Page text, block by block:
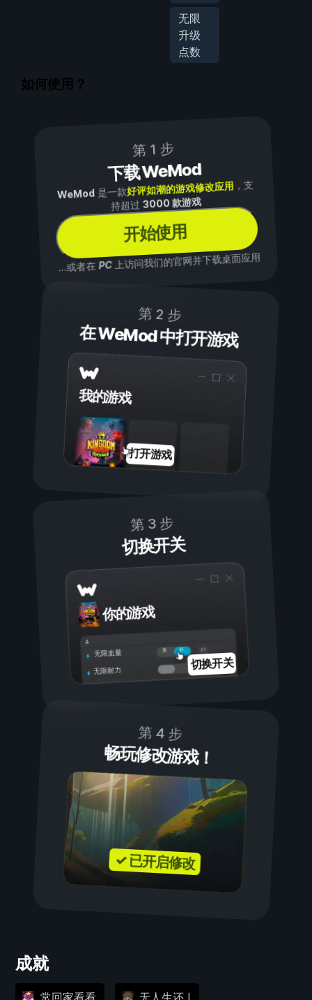
无限
升级
点数
如何使用？
第 1 步
下载 WeMod
WeMod是一款好评如潮的游戏修改应用 ，支
持超过3000 款游戏
开始使用
...或者在PC上访问我们的官网并下载桌面应用
第 2 步
在 WeMod 中打开游戏
我的游戏
打开游戏
第 3 步
切换开关
你的游戏
开
关
无限血量
无限耐力
切换开关
第 4 步
畅玩修改游戏！
✓ 已开启修改
成就
常回家看看 无人生还 I